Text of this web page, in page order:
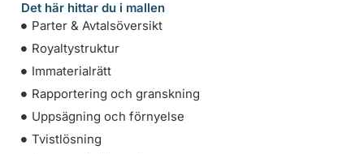
Det här hittar du i mallen
Parter & Avtalsöversikt
Royaltystruktur
Immaterialrätt
Rapportering och granskning
Uppsägning och förnyelse
Tvistlösning